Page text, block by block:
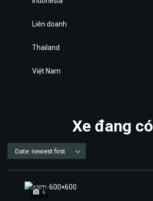
Liên doanh
Thailand
Việt Nam
Xe đang có
Date: newest first
6